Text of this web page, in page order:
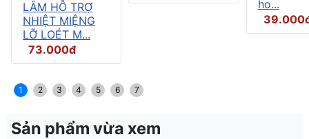
LÂM HỖ TRỢ
NHIỆT MIỆNG
LỠ LOÉT M...
73.000đ
ho...
1 2 3 4 5 6 7
Sản phẩm vừa xem